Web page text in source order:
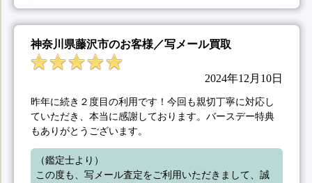
神奈川県藤沢市のお客様／写メール買取
2024年12月10日
昨年に続き２度目の利用です！今回も親切丁寧に対応し
ていただき、本当に感謝しております。バースデー特典
もありがとうございます。
（鑑定士より）
この度も、写メール査定をご利用いただきまして、誠